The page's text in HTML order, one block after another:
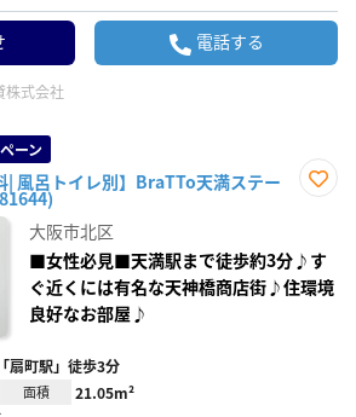
電話する
株式会社
ーン
| 風呂トイレ別】BraTTo天満ステー
録
大阪市北区
■女性必見■天満駅まで徒歩約3分♪す
ぐ近くには有名な天神橋商店街♪住環境
良好なお部屋♪
扇町駅」徒歩3分
面積 21.05m²